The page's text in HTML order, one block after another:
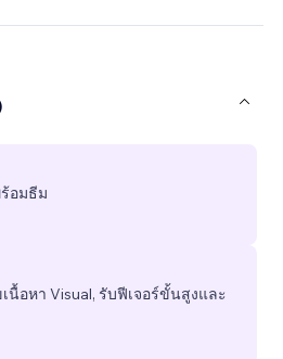
อมธีม
นื้อหา Visual, รับฟีเจอร์ขั้นสูงและ